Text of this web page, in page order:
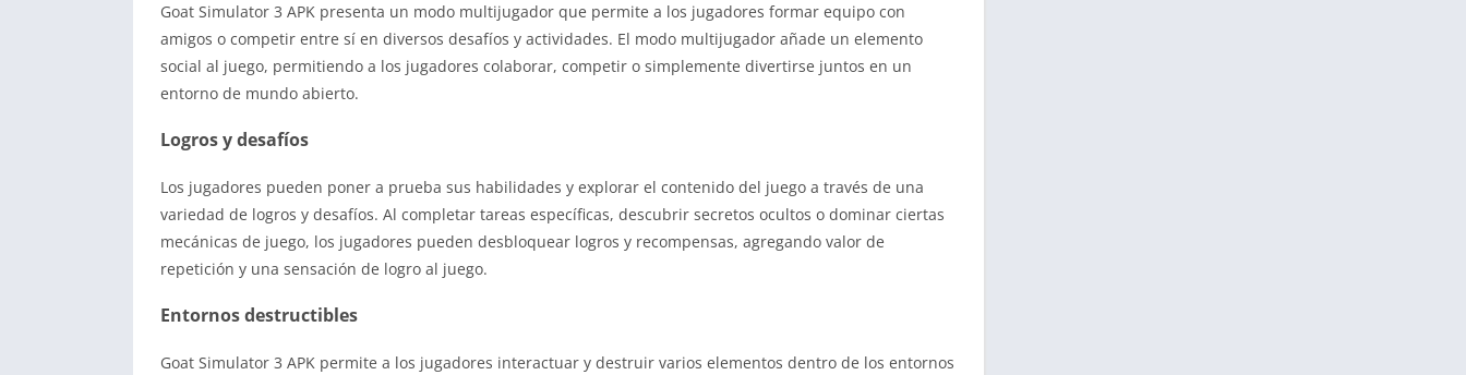
Goat Simulator 3 APK presenta un modo multijugador que permite a los jugadores formar equipo con
amigos o competir entre sí en diversos desafíos y actividades. El modo multijugador añade un elemento
social al juego, permitiendo a los jugadores colaborar, competir o simplemente divertirse juntos en un
entorno de mundo abierto.
Logros y desafíos
Los jugadores pueden poner a prueba sus habilidades y explorar el contenido del juego a través de una
variedad de logros y desafíos. Al completar tareas específicas, descubrir secretos ocultos o dominar ciertas
mecánicas de juego, los jugadores pueden desbloquear logros y recompensas, agregando valor de
repetición y una sensación de logro al juego.
Entornos destructibles
Goat Simulator 3 APK permite a los jugadores interactuar y destruir varios elementos dentro de los entornos